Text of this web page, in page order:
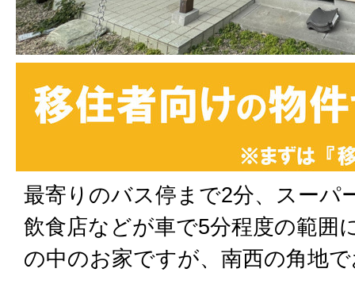
最寄りのバス停まで2分、スーパ
飲食店などが車で5分程度の範囲
の中のお家ですが、南西の角地